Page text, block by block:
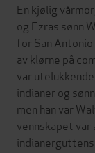
En kjølig
og Ezras sønn
for San
av klørne på
var
indianer og
men han var
vennskapet var